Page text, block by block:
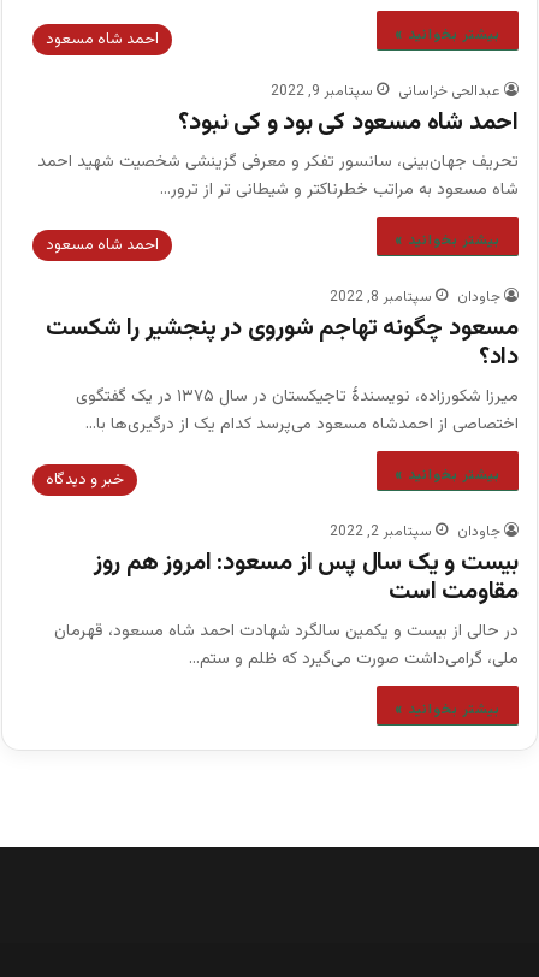
بیشتر بخوانید » احمد شاه مسعود
عبدالحی خراسانی سپتامبر 9, 2022
احمد شاه مسعود کی بود و کی نبود؟
تحريف جهان‌بینی، سانسور تفكر و معرفی گزینشی شخصيت شهيد احمد
شاه مسعود به مراتب خطرناکتر و شيطانى تر از ترور…
بیشتر بخوانید » احمد شاه مسعود
جاودان سپتامبر 8, 2022
مسعود چگونه تهاجم شوروی در پنجشیر را شکست
داد؟
میرزا شکورزاده، نویسندۀ تاجیکستان در سال ۱۳۷۵ در یک گفتگوی
اختصاصی از احمدشاه مسعود می‌پرسد کدام یک از درگیری‌ها با…
بیشتر بخوانید » خبر و دیدگاه
جاودان سپتامبر 2, 2022
بیست و یک سال پس از مسعود: امروز هم روز
مقاومت است
در حالی از بیست و یکمین سالگرد شهادت احمد شاه مسعود، قهرمان
ملی، گرامی‌داشت صورت می‌گیرد که ظلم و ستم…
بیشتر بخوانید »